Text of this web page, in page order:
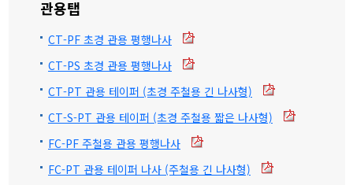
관용탭
CT-PF 초경 관용 평행나사
CT-PS 초경 관용 평행나사
CT-PT 관용 테이퍼 (초경 주철용 긴 나사형)
CT-S-PT 관용 테이퍼 (초경 주철용 짧은 나사형)
FC-PF 주철용 관용 평행나사
FC-PT 관용 테이퍼 나사 (주철용 긴 나사형)